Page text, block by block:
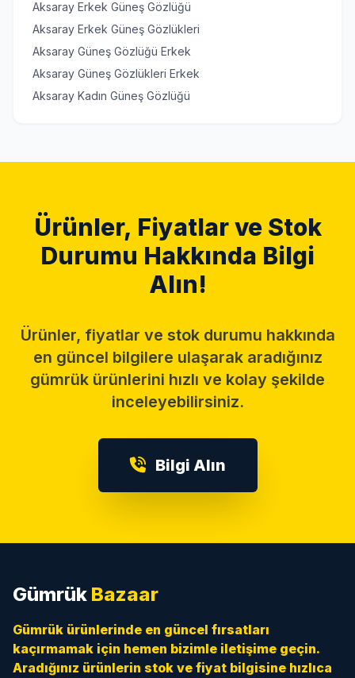
Aksaray Erkek Güneş Gözlüğü
Aksaray Erkek Güneş Gözlükleri
Aksaray Güneş Gözlüğü Erkek
Aksaray Güneş Gözlükleri Erkek
Aksaray Kadın Güneş Gözlüğü
Ürünler, Fiyatlar ve Stok
Durumu Hakkında Bilgi
Alın!
Ürünler, fiyatlar ve stok durumu hakkında
en güncel bilgilere ulaşarak aradığınız
gümrük ürünlerini hızlı ve kolay şekilde
inceleyebilirsiniz.
Bilgi Alın
Gümrük Bazaar
Gümrük ürünlerinde en güncel fırsatları
kaçırmamak için hemen bizimle iletişime geçin.
Aradığınız ürünlerin stok ve fiyat bilgisine hızlıca